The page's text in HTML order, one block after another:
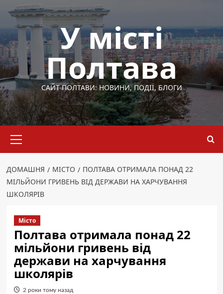
Перейти
вмісту
У місті
Полтава
САЙТ ПОЛТАВИ: НОВИНИ, ПОДІЇ, БЛОГИ
меню
ДОМАШНЯ МІСТО
ПОЛТАВА ОТРИМАЛА ПОНАД 22
МІЛЬЙОНИ ГРИВЕНЬ ВІД ДЕРЖАВИ НА ХАРЧУВАННЯ
ШКОЛЯРІВ
Місто
Полтава отримала понад 22
мільйони гривень від
держави на харчування
школярів
2 роки тому назад